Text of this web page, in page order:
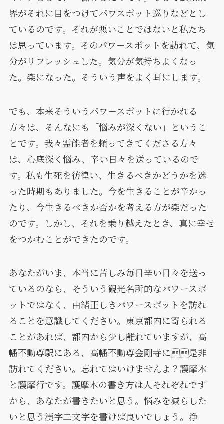
界がそれに目をつけてパワスポット巡りなどとし
ているのです。それが悪いことではないと私たち
は思っています。そのパワースポットを訪れて、気
分がリフレッシュした。気分が気持ちよくなっ
た。楽になった。そういう声をよく耳にします。
でも、本来そういうパワースポットに行かれる
方々は、そんなにも「悩みが深くない」というこ
とです。我々霊能者を頼ってきてくださる方々
は、心底深く悩み、辛い日々を送っているので
す。私も生死を彷徨い、生きるべきかどうかを迷
った時期もありました。今を生きることが辛かっ
たり、今生きるべきか否かを考える方が楽だった
のです。しかし、それを乗り越えたとき、真に幸せ
をつかむことができたのです。
あなたがいま、本当に苦しみ毎日辛い日々を送っ
ているのなら、そういう観光名所的なパワースポ
ットではなく、由緒正しきパワースポットを訪れ
ることを意識してください。東京都内に寄られる
ことがあれば、都内から少し離れていますが、高
幡不動尊駅にある、高幡不動尊金剛寺に是非
訪れてください。忘れてはいけませんよ？護摩木
と護摩行です。護摩木の書き方は人それぞれです
から、あなたが書きたいと思う。悩みを減らした
いと思う漢字二文字を書けば良いでしょう。浄